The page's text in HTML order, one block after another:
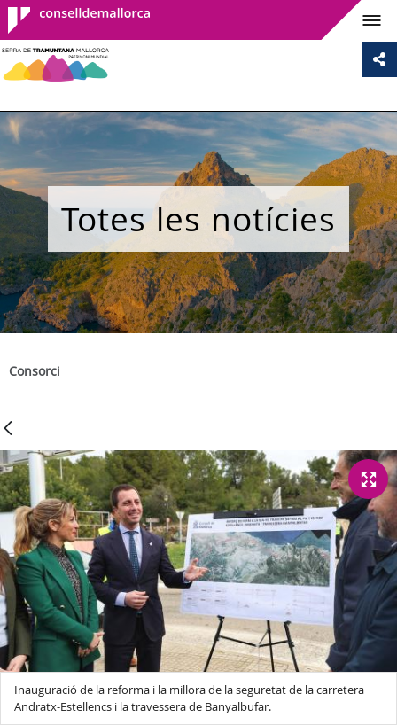
Consell de
Mallorca
Totes les notícies
Consorci
Inauguració de la reforma i la millora de la seguretat de la carretera
Andratx-Estellencs i la travessera de Banyalbufar.